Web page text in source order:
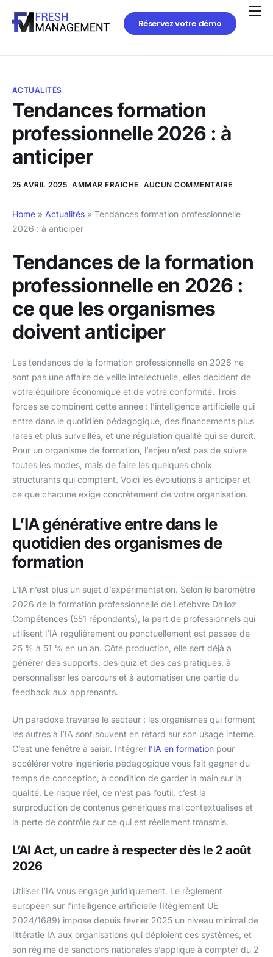
Réservez votre démo
ACTUALITÉS
Tendances formation
professionnelle 2026 : à
anticiper
25 AVRIL 2025 AMMAR FRAICHE AUCUN COMMENTAIRE
Home » Actualités » Tendances formation professionnelle
2026 : à anticiper
Tendances de la formation
professionnelle en 2026 :
ce que les organismes
doivent anticiper
Les tendances de la formation professionnelle en 2026 ne
sont pas une affaire de veille intellectuelle, elles décident de
votre équilibre économique et de votre conformité. Trois
forces se combinent cette année : l’intelligence artificielle qui
entre dans le quotidien pédagogique, des financements plus
rares et plus surveillés, et une régulation qualité qui se durcit.
Pour un organisme de formation, l’enjeu n’est pas de suivre
toutes les modes, mais de faire les quelques choix
structurants qui comptent. Voici les évolutions à anticiper et
ce que chacune exige concrètement de votre organisation.
L’IA générative entre dans le
quotidien des organismes de
formation
L’IA n’est plus un sujet d’expérimentation. Selon le baromètre
2026 de la formation professionnelle de Lefebvre Dalloz
Compétences (551 répondants), la part de professionnels qui
utilisent l’IA régulièrement ou ponctuellement est passée de
25 % à 51 % en un an. Côté production, elle sert déjà à
générer des supports, des quiz et des cas pratiques, à
personnaliser les parcours et à automatiser une partie du
feedback aux apprenants.
Un paradoxe traverse le secteur : les organismes qui forment
les autres à l’IA sont souvent en retard sur son usage interne.
C’est une fenêtre à saisir. Intégrer l’IA en formation pour
accélérer votre ingénierie pédagogique vous fait gagner du
temps de conception, à condition de garder la main sur la
qualité. Le risque réel, ce n’est pas l’outil, c’est la
surproduction de contenus génériques mal contextualisés et
la perte de contrôle sur ce qui est réellement transmis.
L’AI Act, un cadre à respecter dès le 2 août
2026
Utiliser l’IA vous engage juridiquement. Le règlement
européen sur l’intelligence artificielle (Règlement UE
2024/1689) impose depuis février 2025 un niveau minimal de
littératie IA aux organisations qui déploient ces systèmes, et
son régime de sanctions nationales s’applique à compter du 2